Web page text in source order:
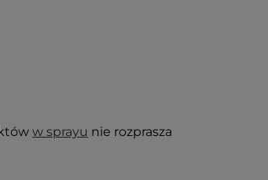
w sprayu nie rozprasza